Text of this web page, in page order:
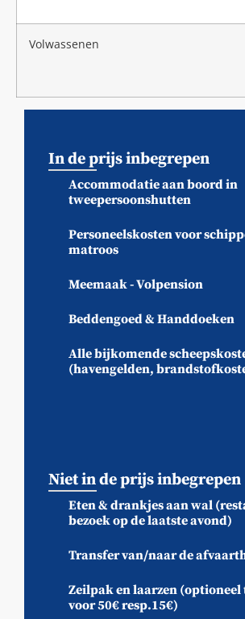
Volwassenen
In de prijs inbegrepen
Accommodatie aan boord in
tweepersoonshutten
Personeelskosten voor
matroos
Meemaak - Volpension
Beddengoed & Handdoeken
Alle bijkomende
(havengelden,
Niet in de prijs inbegrepen
Eten & drankjes aan wal
bezoek op de laatste avond)
Transfer van/naar de
Zeilpak en laarzen (optioneel
voor 50€ resp.15€)